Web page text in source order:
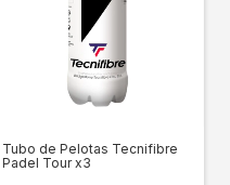
Tubo de Pelotas Tecnifibre
Padel Tour x3